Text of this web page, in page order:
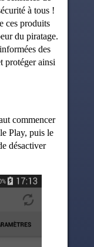
à tous !
ces produits
du piratage.
des
protéger ainsi
commencer
Play, puis le
désactiver